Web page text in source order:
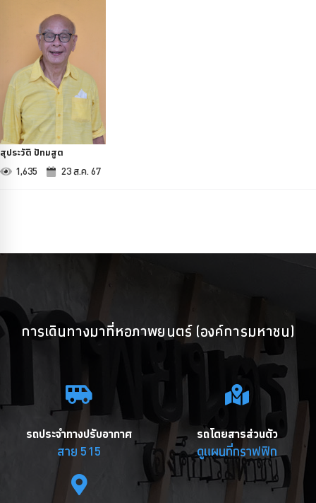
สุประวัติ ปัทมสูต
1,635 23 ส.ค. 67
การเดินทางมาที่หอภาพยนตร์ (องค์การมหาชน)
รถประจำทางปรับอากาศ
สาย 515
รถโดยสารส่วนตัว
ดูแผนที่กราฟฟิก